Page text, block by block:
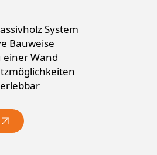
System
Bauweise
einer Wand